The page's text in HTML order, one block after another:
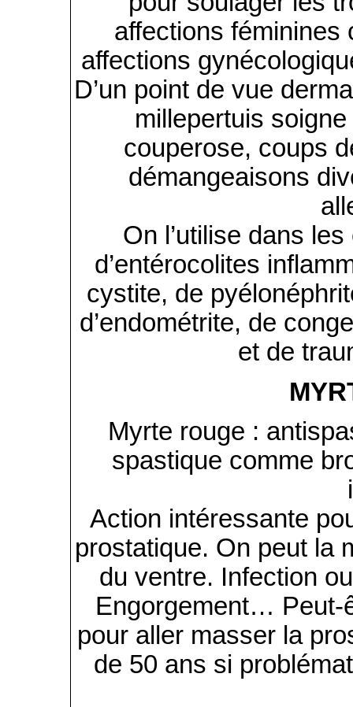
affections féminines
affections
D’un point de vue
millepertuis
couperose, coups
démangeaisons
On l’utilise dans
d’entérocolites
cystite, de
d’endométrite, de
et de
Myrte rouge :
spastique comme
Action intéressante
prostatique. On peut la
du ventre. Infection
Engorgement… Peut-
pour aller masser la
de 50 ans si